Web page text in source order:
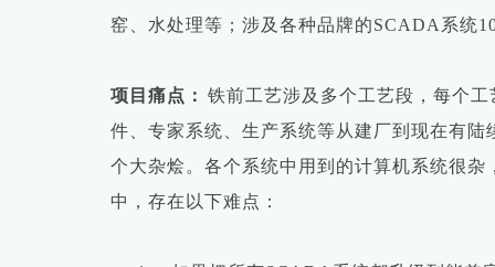
窑、水处理等；涉及各种品牌的SCADA 系统
项目痛点： 铁前工艺涉及多个工艺段，每个
件、专家系统、生产系统等从建厂到现在有陆
个大杂烩。各个系统中用到的计算机系统很杂
中，存在以下难点：